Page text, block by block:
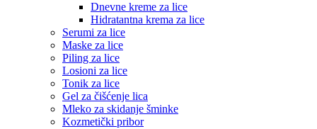
Dnevne kreme za lice
Hidratantna krema za lice
Serumi za lice
Maske za lice
Piling za lice
Losioni za lice
Tonik za lice
Gel za čišćenje lica
Mleko za skidanje šminke
Kozmetički pribor